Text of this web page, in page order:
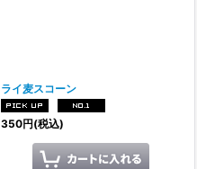
ライ麦スコーン
350円(税込)